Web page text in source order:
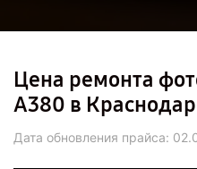
Цена ремонта
A380 в
Дата обновления прайса: